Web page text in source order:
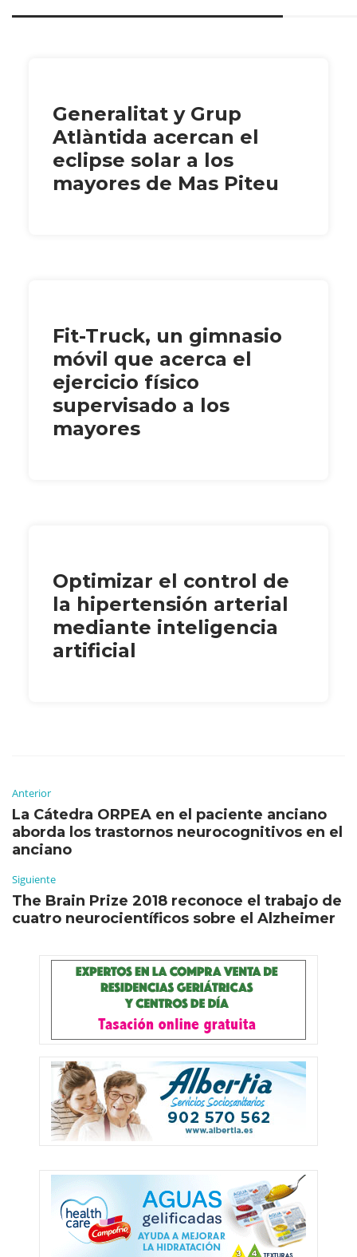
Generalitat y Grup
Atlàntida acercan el
eclipse solar a los
mayores de Mas Piteu
Fit-Truck, un gimnasio
móvil que acerca el
ejercicio físico
supervisado a los
mayores
Optimizar el control de
la hipertensión arterial
mediante inteligencia
artificial
Anterior
La Cátedra ORPEA en el paciente anciano
aborda los trastornos neurocognitivos en el
anciano
Siguiente
The Brain Prize 2018 reconoce el trabajo de
cuatro neurocientíficos sobre el Alzheimer